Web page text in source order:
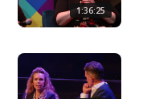
1:36:25